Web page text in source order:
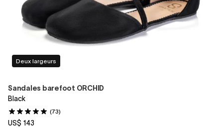
Deux largeurs
Sandales barefoot ORCHID
Black
(73)
US$ 143